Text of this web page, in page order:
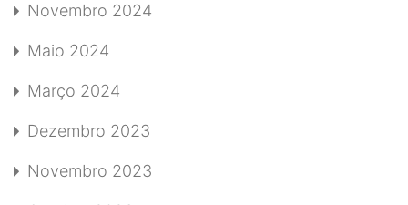
Novembro 2024
Maio 2024
Março 2024
Dezembro 2023
Novembro 2023